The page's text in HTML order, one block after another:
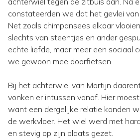
constateerden we dat het gevlei
Net zoals chimpansees elkaar
slechts van steentjes en ander
echte liefde, maar meer een sociaal
we gewoon mee doorfietsen.
Bij het achterwiel van Martijn
vonken er intussen vanaf. Hier
want een dergelijke relatie konden
de werkvloer. Het wiel werd met
en stevig op zijn plaats gezet.